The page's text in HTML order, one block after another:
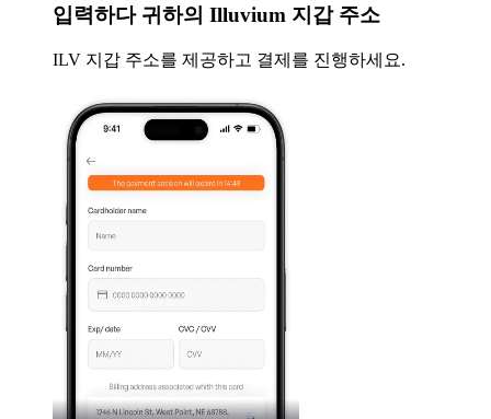
입력하다귀하의 Illuvium 지갑 주소
ILV 지갑 주소를 제공하고 결제를 진행하세요.